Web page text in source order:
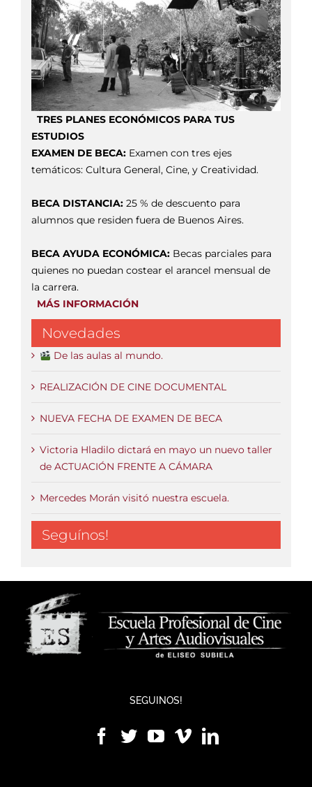
TRES PLANES ECONÓMICOS PARA TUS
ESTUDIOS
EXAMEN DE BECA: Examen con tres ejes
temáticos: Cultura General, Cine, y Creatividad.
BECA DISTANCIA: 25 % de descuento para
alumnos que residen fuera de Buenos Aires.
BECA AYUDA ECONÓMICA: Becas parciales para
quienes no puedan costear el arancel mensual de
la carrera.
MÁS INFORMACIÓN
Novedades
De las aulas al mundo.
REALIZACIÓN DE CINE DOCUMENTAL
NUEVA FECHA DE EXAMEN DE BECA
Victoria Hladilo dictará en mayo un nuevo taller
de ACTUACIÓN FRENTE A CÁMARA
Mercedes Morán visitó nuestra escuela.
Seguínos!
SEGUINOS!